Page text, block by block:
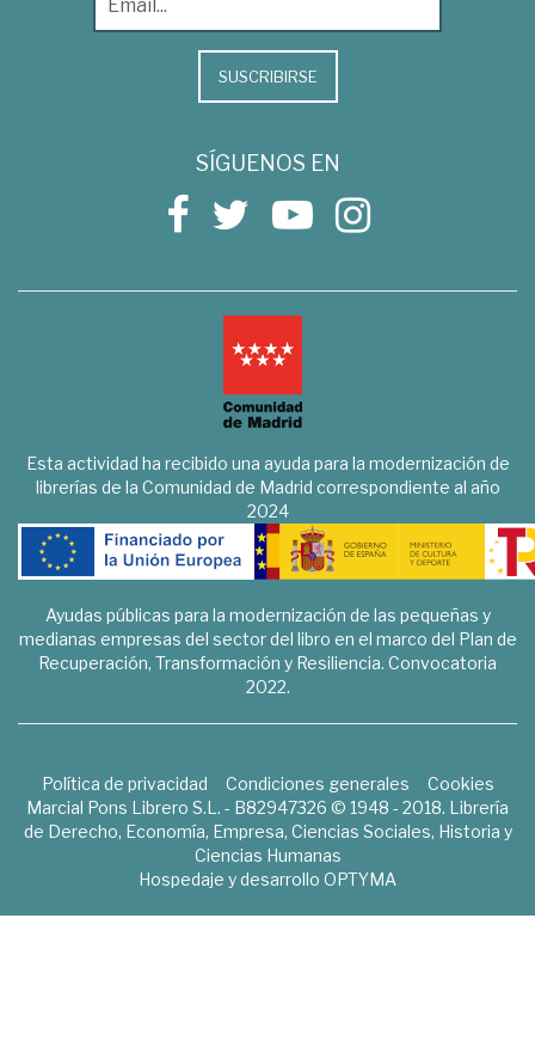
SUSCRIBIRSE
SÍGUENOS EN
Esta actividad ha recibido una ayuda para la modernización de
librerías de la Comunidad de Madrid correspondiente al año
2024
Ayudas públicas para la modernización de las pequeñas y
medianas empresas del sector del libro en el marco del Plan de
Recuperación, Transformación y Resiliencia. Convocatoria
2022.
Política de privacidad Condiciones generales
Cookies
Marcial Pons Librero S.L. - B82947326 © 1948 - 2018. Librería
de Derecho, Economía, Empresa, Ciencias Sociales, Historia y
Ciencias Humanas
Hospedaje y desarrollo OPTYMA